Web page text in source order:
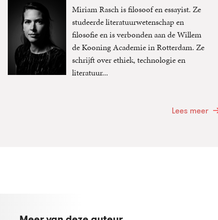
Miriam Rasch is filosoof en essayist. Ze
studeerde literatuurwetenschap en
filosofie en is verbonden aan de Willem
de Kooning Academie in Rotterdam. Ze
schrijft over ethiek, technologie en
literatuur...
Lees meer